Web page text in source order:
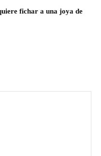
fichar a una joya de